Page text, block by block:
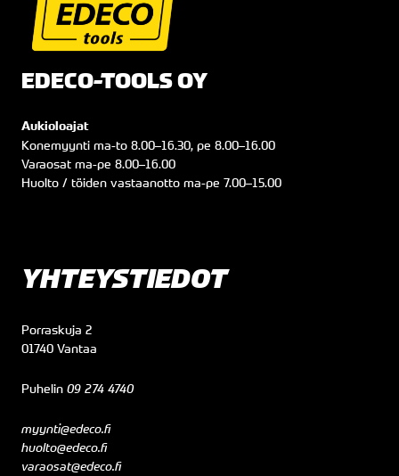
EDECO-TOOLS OY
Aukioloajat
Konemyynti ma-to 8.00–16.30, pe 8.00–16.00
Varaosat ma-pe 8.00–16.00
Huolto / töiden vastaanotto ma-pe 7.00–15.00
YHTEYSTIEDOT
Porraskuja 2
01740 Vantaa
Puhelin 09 274 4740
myynti@edeco.fi
huolto@edeco.fi
varaosat@edeco.fi